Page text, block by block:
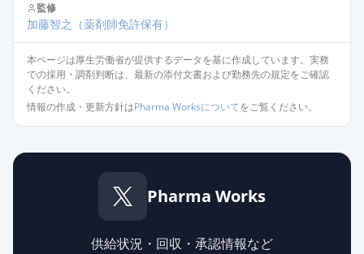
炭酸ランタン顆粒分包250mg「ケミ
ファ」
薬価 29.00 円
通常出荷
炭酸ランタン顆粒分包
250mg「YD」
炭酸ランタンOD錠250mg「フソ
32.20 円
監修
加藤智之 （薬剤師免許保有）
本ページは厚生労働省が提供するデータを基に作成しています。実務
での採用・調剤判断は、最新の添付文書および勤務先の規定をご確認
ください。
情報の作成・更新方針はPharma Worksについてをご覧ください。
Pharma Works
供給状況・回収・承認情報など